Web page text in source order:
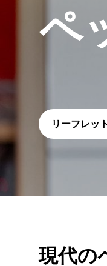
ペ
リーフレッ
現代の